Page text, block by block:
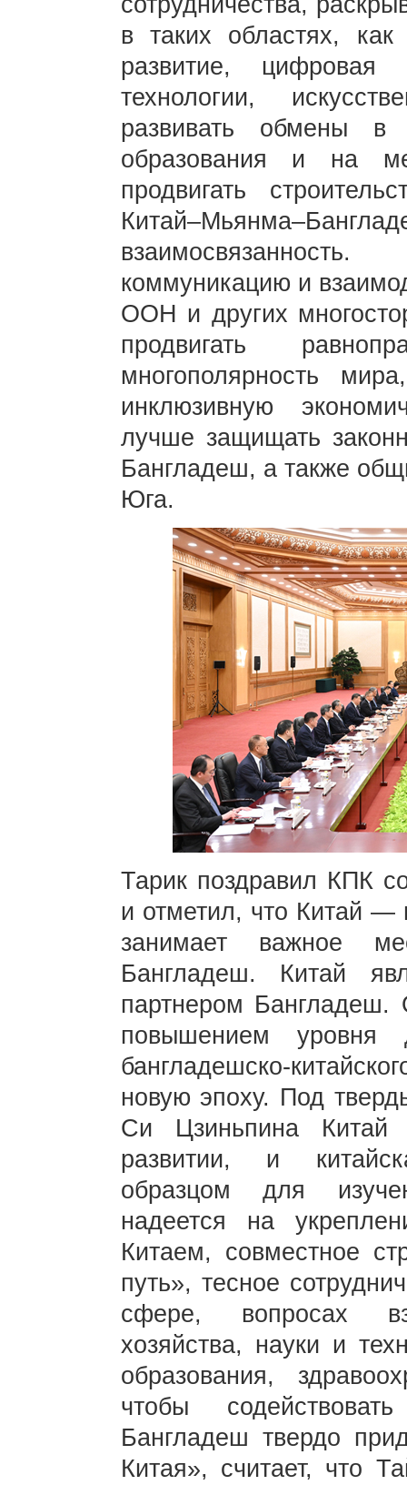
в таких областях, как
развитие, цифровая
технологии,
развивать обмены в
образования и на
продвигать
коммуникацию и
ООН и других
продвигать
многополярность
инклюзивную
лучше защищать
Бангладеш, а также
Юга.
Тарик поздравил КПК
и отметил, что Китай —
занимает важное
Бангладеш. Китай
партнером Бангладеш.
повышением уровня
бангладешско-
новую эпоху. Под
Си Цзиньпина Китай
развитии, и
образцом для
надеется на
Китаем, совместное
путь», тесное
сфере, вопросах
хозяйства, науки и
образования,
чтобы
Бангладеш твердо
Китая», считает, что